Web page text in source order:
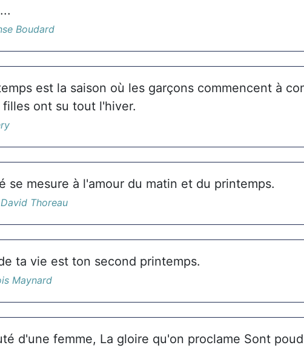
Boudard
est la saison où les garçons commencent à
filles ont su tout l'hiver.
se mesure à l'amour du matin et du printemps.
Thoreau
ta vie est ton second printemps.
Maynard
d'une femme, La gloire qu'on proclame Sont